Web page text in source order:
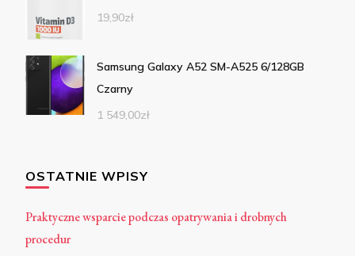
19,90zł
Samsung Galaxy A52 SM-A525 6/128GB
Czarny
1 549,00zł
OSTATNIE WPISY
Praktyczne wsparcie podczas opatrywania i drobnych
procedur